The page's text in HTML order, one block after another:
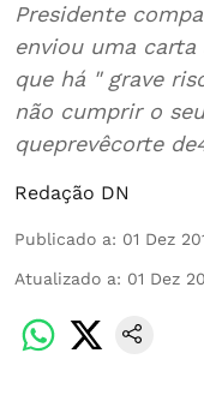
Presidente companhia Iberia , Antonio
enviou uma
que há " grave
não cumprir o
queprevêcorte
Redação DN
Publicado a: 01 Dez
Atualizado a: 01 Dez